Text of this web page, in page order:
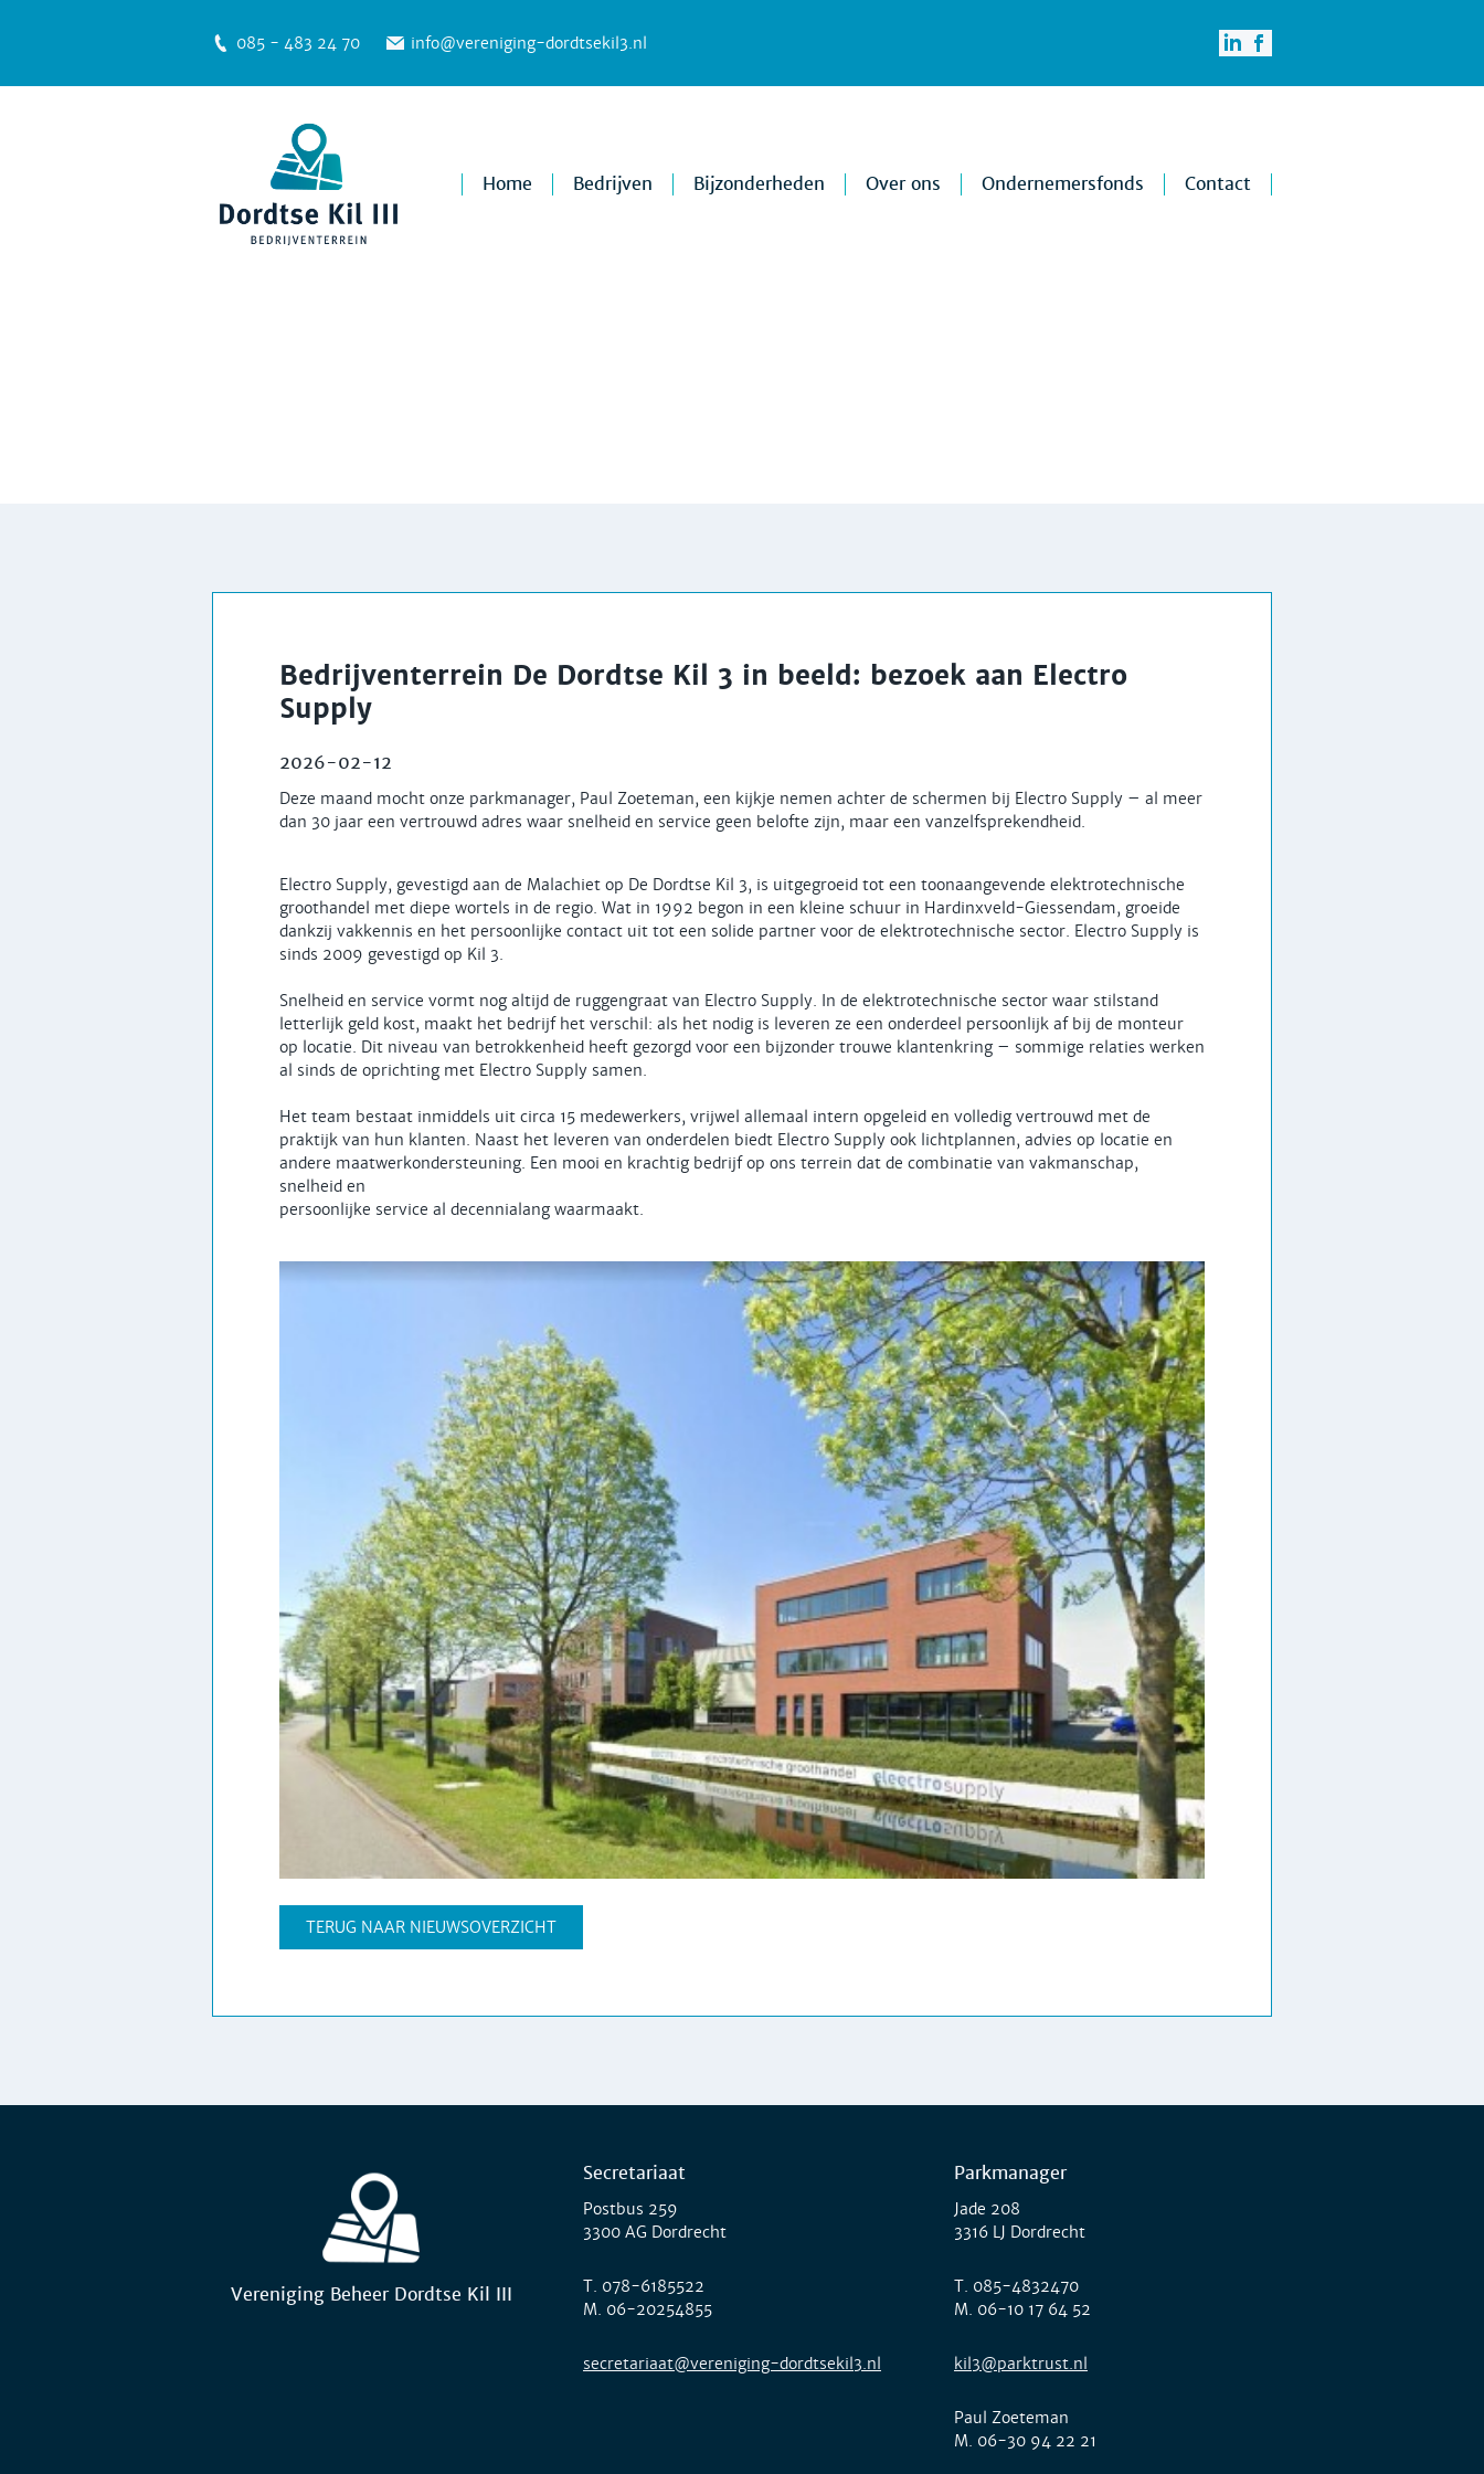
085 - 483 24 70 info@vereniging-dordtsekil3.nl
Home Bedrijven Bijzonderheden Over ons Ondernemersfonds Contact
Bedrijventerrein De Dordtse Kil 3 in beeld: bezoek aan Electro
Supply
2026-02-12
Deze maand mocht onze parkmanager, Paul Zoeteman, een kijkje nemen achter de schermen bij Electro Supply – al meer
dan 30 jaar een vertrouwd adres waar snelheid en service geen belofte zijn, maar een vanzelfsprekendheid.
Electro Supply, gevestigd aan de Malachiet op De Dordtse Kil 3, is uitgegroeid tot een toonaangevende elektrotechnische
groothandel met diepe wortels in de regio. Wat in 1992 begon in een kleine schuur in Hardinxveld-Giessendam, groeide
dankzij vakkennis en het persoonlijke contact uit tot een solide partner voor de elektrotechnische sector. Electro Supply is
sinds 2009 gevestigd op Kil 3.
Snelheid en service vormt nog altijd de ruggengraat van Electro Supply. In de elektrotechnische sector waar stilstand
letterlijk geld kost, maakt het bedrijf het verschil: als het nodig is leveren ze een onderdeel persoonlijk af bij de monteur
op locatie. Dit niveau van betrokkenheid heeft gezorgd voor een bijzonder trouwe klantenkring – sommige relaties werken
al sinds de oprichting met Electro Supply samen.
Het team bestaat inmiddels uit circa 15 medewerkers, vrijwel allemaal intern opgeleid en volledig vertrouwd met de
praktijk van hun klanten. Naast het leveren van onderdelen biedt Electro Supply ook lichtplannen, advies op locatie en
andere maatwerkondersteuning. Een mooi en krachtig bedrijf op ons terrein dat de combinatie van vakmanschap,
snelheid en
persoonlijke service al decennialang waarmaakt.
TERUG NAAR NIEUWSOVERZICHT
Vereniging Beheer Dordtse Kil III
Secretariaat
Postbus 259
3300 AG Dordrecht
T. 078-6185522
M. 06-20254855
secretariaat@vereniging-dordtsekil3.nl
Parkmanager
Jade 208
3316 LJ Dordrecht
T. 085-4832470
M. 06-10 17 64 52
kil3@parktrust.nl
Paul Zoeteman
M. 06-30 94 22 21